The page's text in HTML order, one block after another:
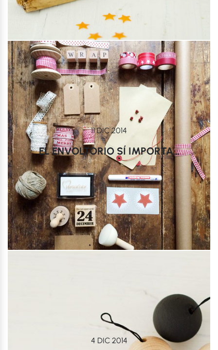
11 DIC 2014
EL ENVOLTORIO SÍ IMPORTA…
4 DIC 2014